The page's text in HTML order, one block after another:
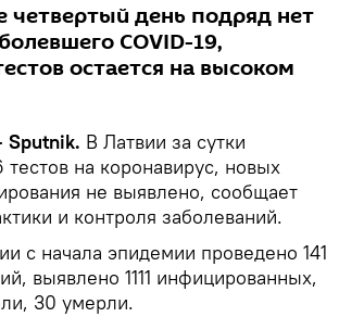
четвертый день подряд нет
COVID-19,
остается на высоком
В Латвии за сутки
тестов на коронавирус, новых
не выявлено, сообщает
и контроля заболеваний.
с начала эпидемии проведено 141
выявлено 1111 инфицированных,
30 умерли.